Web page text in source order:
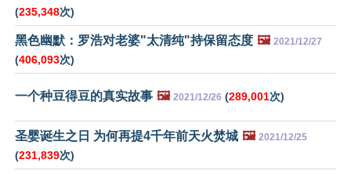
(235,348次)
黑色幽默：罗浩对老婆"太清纯"持保留态度 🖼️ 2021/12/27
(406,093次)
一个种豆得豆的真实故事 🖼️ 2021/12/26 (289,001次)
圣婴诞生之日 为何再提4千年前天火焚城 🖼️ 2021/12/25
(231,839次)